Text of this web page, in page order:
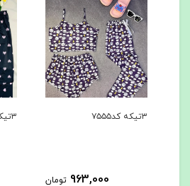
۳تیکه کد۷۵۵۵
963,000 تومان
۳تیکه کد۷۵۵۴